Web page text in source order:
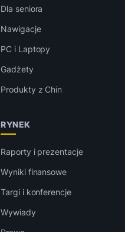
Dla seniora
Nawigacje
PC i Laptopy
Gadżety
Produkty z Chin
RYNEK
Raporty i prezentacje
Wyniki finansowe
Targi i konferencje
Wywiady